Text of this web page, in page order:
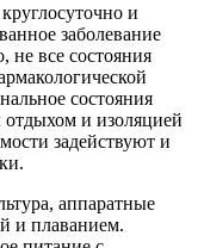
и
заболевание
не все состояния
состояния
отдыхом и изоляцией
задействуют и
аппаратные
и плаванием.